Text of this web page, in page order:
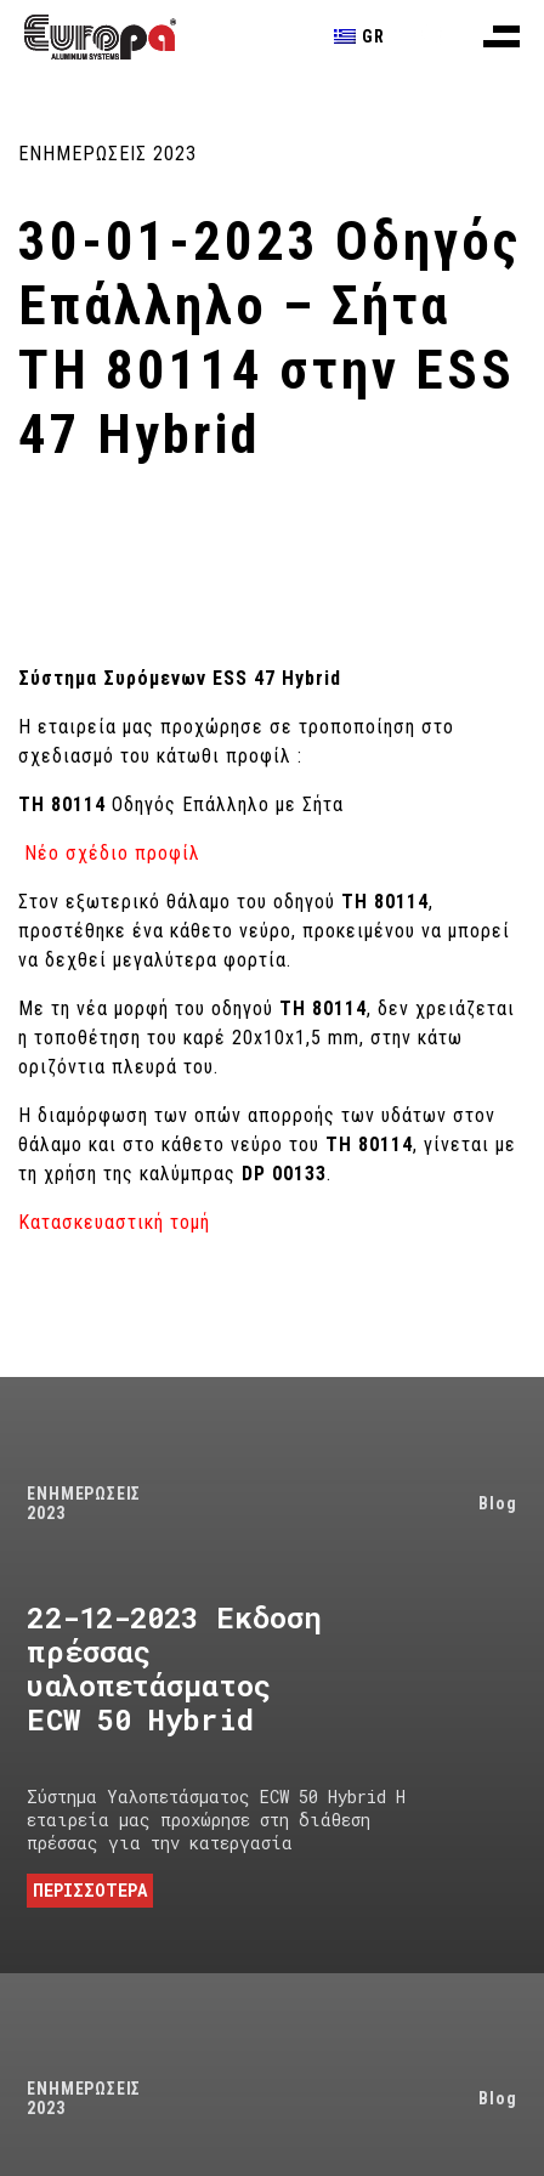
GR
ΕΝΗΜΕΡΩΣΕΙΣ 2023
30-01-2023 Οδηγός
Επάλληλο – Σήτα
ΤΗ 80114 στην ESS
47 Hybrid
Σύστημα Συρόμενων ESS 47 Hybrid
Η εταιρεία μας προχώρησε σε τροποποίηση στο
σχεδιασμό του κάτωθι προφίλ :
ΤH 80114 Οδηγός Επάλληλο με Σήτα
Νέο σχέδιο προφίλ
Στον εξωτερικό θάλαμο του οδηγού TH 80114,
προστέθηκε ένα κάθετο νεύρο, προκειμένου να μπορεί
να δεχθεί μεγαλύτερα φορτία.
Με τη νέα μορφή του οδηγού ΤΗ 80114, δεν χρειάζεται
η τοποθέτηση του καρέ 20x10x1,5 mm, στην κάτω
οριζόντια πλευρά του.
Η διαμόρφωση των οπών απορροής των υδάτων στον
θάλαμο και στο κάθετο νεύρο του ΤΗ 80114, γίνεται με
τη χρήση της καλύμπρας DP 00133.
Κατασκευαστική τομή
ΕΝΗΜΕΡΩΣΕΙΣ
2023
Blog
22-12-2023 Εκδοση
πρέσσας
υαλοπετάσματος
ECW 50 Hybrid
Σύστημα Υαλοπετάσματος ECW 50 Hybrid Η
εταιρεία μας προχώρησε στη διάθεση
πρέσσας για την κατεργασία
ΠΕΡΙΣΣΟΤΕΡΑ
ΕΝΗΜΕΡΩΣΕΙΣ
2023
Blog